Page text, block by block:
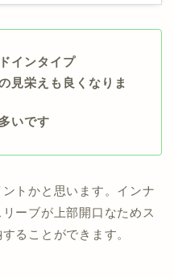
インタイプ
見栄えも良くなりま
いです
トかと思います。インナ
ーブが上部開口なためス
ることができます。